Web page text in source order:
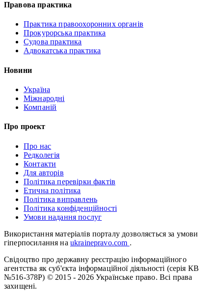
Правова практика
Практика правоохоронних органів
Прокурорська практика
Судова практика
Адвокатська практика
Новини
Україна
Міжнародні
Компаній
Про проект
Про нас
Редколегія
Контакти
Для авторів
Політика перевірки фактів
Етична політика
Політика виправлень
Політика конфіденційності
Умови надання послуг
Використання матеріалів порталу дозволяється за умови
гіперпосилання на ukrainepravo.com .
Свідоцтво про державну реєстрацію інформаційного
агентства як суб'єкта інформаційної діяльності (серія КВ
№516-378Р) © 2015 - 2026 Українське право. Всі права
захищені.